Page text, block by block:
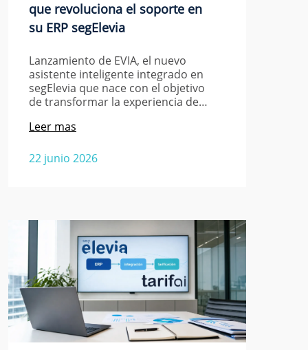
que revoluciona el soporte en
su ERP segElevia
Lanzamiento de EVIA, el nuevo
asistente inteligente integrado en
segElevia que nace con el objetivo
de transformar la experiencia de…
22 junio 2026
Leer mas